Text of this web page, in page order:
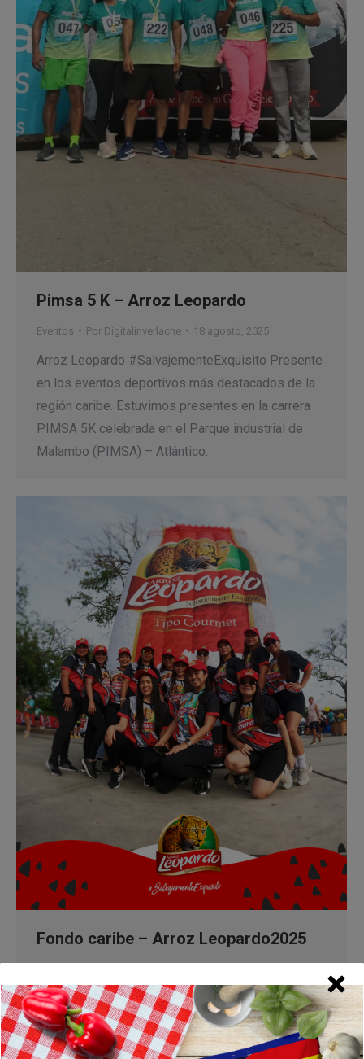
Pimsa 5 K – Arroz Leopardo
Eventos Por Digitalinverlache 18 agosto, 2025
Arroz Leopardo #SalvajementeExquisito Presente
en los eventos deportivos más destacados de la
región caribe. Estuvimos presentes en la carrera
PIMSA 5K celebrada en el Parque industrial de
Malambo (PIMSA) – Atlántico.
Fondo caribe – Arroz Leopardo2025
Presentes en el fondo caribe